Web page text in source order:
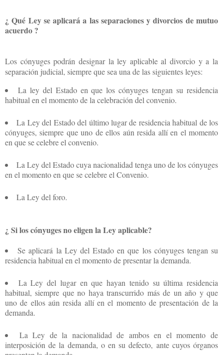
¿ Qué Ley se aplicará a las separaciones y divorcios de mutuo
acuerdo ?
Los cónyuges podrán designar la ley aplicable al divorcio y a la
separación judicial, siempre que sea una de las siguientes leyes:
La ley del Estado en que los cónyuges tengan su residencia
habitual en el momento de la celebración del convenio.
La Ley del Estado del último lugar de residencia habitual de los
cónyuges, siempre que uno de ellos aún resida allí en el momento
en que se celebre el convenio.
La Ley del Estado cuya nacionalidad tenga uno de los cónyuges
en el momento en que se celebre el Convenio.
La Ley del foro.
¿ Si los cónyuges no eligen la Ley aplicable?
Se aplicará la Ley del Estado en que los cónyuges tengan su
residencia habitual en el momento de presentar la demanda.
La Ley del lugar en que hayan tenido su última residencia
habitual, siempre que no haya transcurrido más de un año y que
uno de ellos aún resida allí en el momento de presentación de la
demanda.
La Ley de la nacionalidad de ambos en el momento de
interposición de la demanda, o en su defecto, ante cuyos órganos